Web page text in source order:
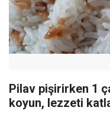
Pilav pişirirken 1
koyun, lezzeti